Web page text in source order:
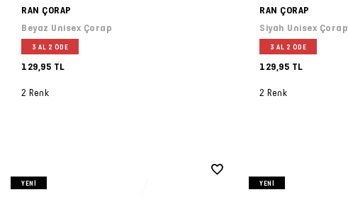
RAN ÇORAP
Beyaz Unisex Çorap
3 AL 2 ÖDE
129,95 TL
2 Renk
RAN ÇORAP
Siyah Unisex Çorap
3 AL 2 ÖDE
129,95 TL
2 Renk
YENI YENI